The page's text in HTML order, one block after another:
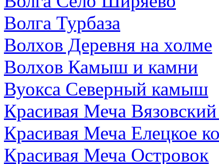
Волга Турбаза
Волхов Деревня на холме
Волхов Камыш и камни
Вуокса Северный камыш
Красивая Меча Вязовский
Красивая Меча Елецкое
Красивая Меча Островок